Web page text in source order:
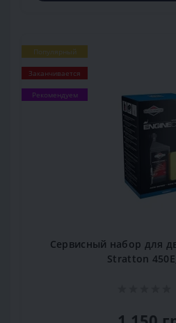
Популярный
Заканчивается
Рекомендуем
Сервисный набор для
Stratton